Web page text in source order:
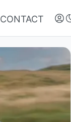
CONTACT